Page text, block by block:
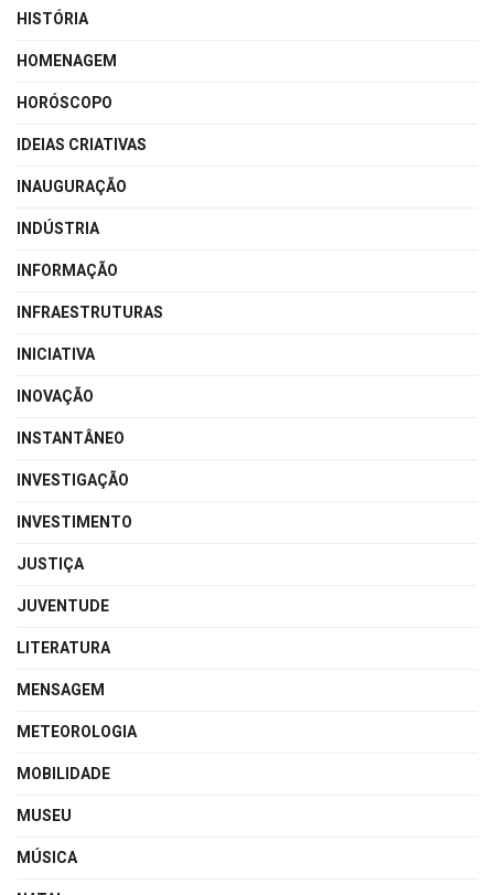
HISTÓRIA
HOMENAGEM
HORÓSCOPO
IDEIAS CRIATIVAS
INAUGURAÇÃO
INDÚSTRIA
INFORMAÇÃO
INFRAESTRUTURAS
INICIATIVA
INOVAÇÃO
INSTANTÂNEO
INVESTIGAÇÃO
INVESTIMENTO
JUSTIÇA
JUVENTUDE
LITERATURA
MENSAGEM
METEOROLOGIA
MOBILIDADE
MUSEU
MÚSICA